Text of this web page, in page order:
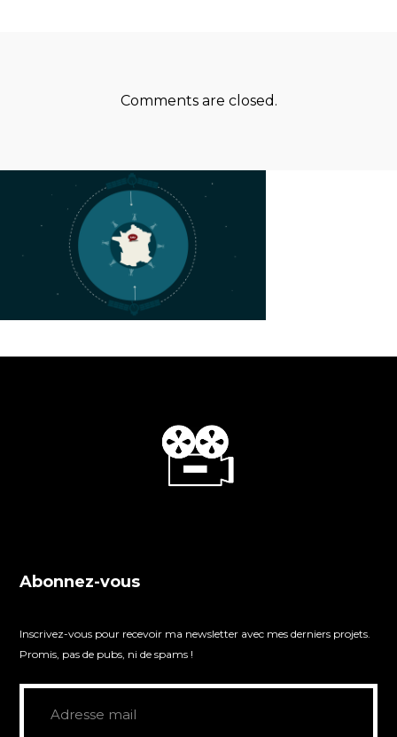
Comments are closed.
Abonnez-vous
Inscrivez-vous pour recevoir ma newsletter avec mes derniers projets.
Promis, pas de pubs, ni de spams !